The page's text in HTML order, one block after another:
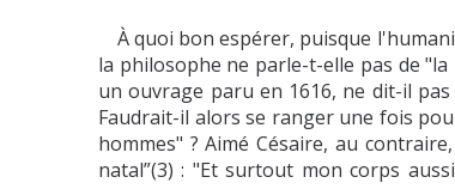
À quoi bon espérer, puisque
la philosophe ne parle-t-elle pas de
un ouvrage paru en 1616, ne dit-il
Faudrait-il alors se ranger une fois
hommes" ? Aimé Césaire, au
natal”(3) : "Et surtout mon corps